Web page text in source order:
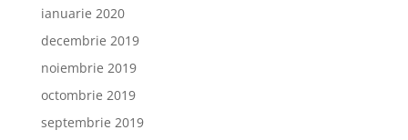
ianuarie 2020
decembrie 2019
noiembrie 2019
octombrie 2019
septembrie 2019